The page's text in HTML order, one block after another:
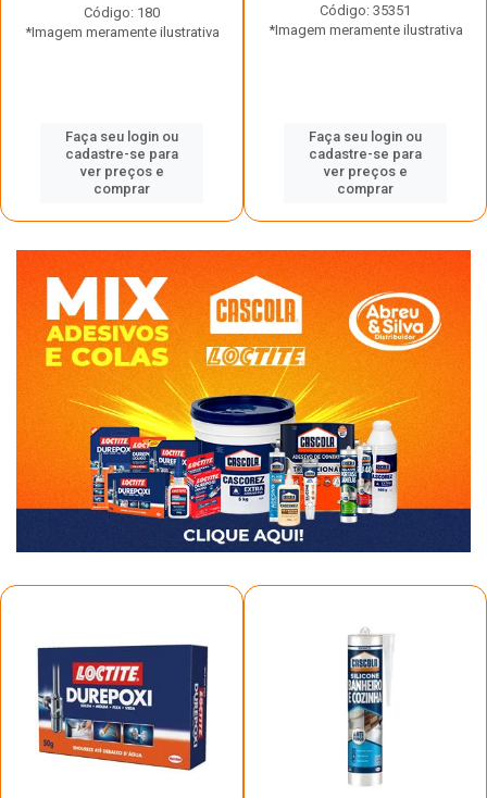
Código: 180
*Imagem meramente ilustrativa
Faça seu login ou
cadastre-se para
ver preços e
comprar
Código: 35351
*Imagem meramente ilustrativa
Faça seu login ou
cadastre-se para
ver preços e
comprar